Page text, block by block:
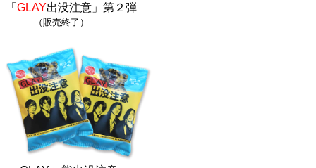
「 GLAY出没注意」第２弾
（販売終了）